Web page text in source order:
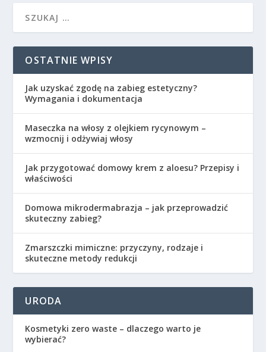
OSTATNIE WPISY
Jak uzyskać zgodę na zabieg estetyczny?
Wymagania i dokumentacja
Maseczka na włosy z olejkiem rycynowym –
wzmocnij i odżywiaj włosy
Jak przygotować domowy krem z aloesu? Przepisy i
właściwości
Domowa mikrodermabrazja – jak przeprowadzić
skuteczny zabieg?
Zmarszczki mimiczne: przyczyny, rodzaje i
skuteczne metody redukcji
URODA
Kosmetyki zero waste – dlaczego warto je
wybierać?